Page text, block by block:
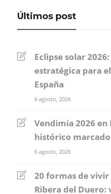
Últimos post
Eclipse solar
estratégica para
España
6 agosto, 2026
Vendimia 2026 en
histórico
6 agosto, 2026
20 formas de vivir
Ribera del Duero: